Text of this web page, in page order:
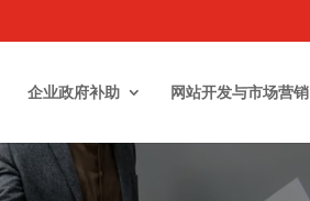
企业政府补助 网站开发与市场营销